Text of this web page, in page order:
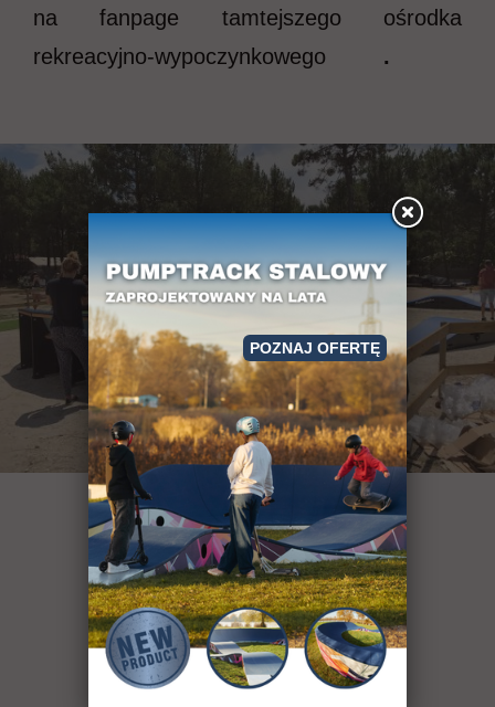
na fanpage tamtejszego ośrodka
rekreacyjno-wypoczynkowego
.
ponad 400
obiektów
sportowych
POZNAJ OFERTĘ